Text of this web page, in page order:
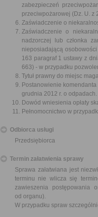
zabezpieczeń
przeciwpożarowej (Dz. U. z
Zaświadczenie o
Zaświadczenie o
nadzorczej lub członka
nieposiadającą
163 paragraf 1 ustawy z
663) - w przypadku
Tytuł prawny do miejsc
Postanowienie
grudnia 2012 r. o odpadach.
Dowód wniesienia opłaty
Pełnomocnictwo w
Odbiorca usługi
Przedsiębiorca
Termin załatwienia sprawy
Sprawa załatwiana jest
terminu nie wlicza się
zawieszenia postępowania
od organu).
W przypadku spraw